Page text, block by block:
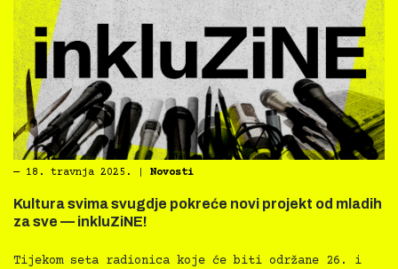
― 18. travnja 2025. Novosti
Kultura svima svugdje pokreće novi projekt od mladih
za sve — inkluZiNE!
Tijekom seta radionica koje će biti održane 26. i